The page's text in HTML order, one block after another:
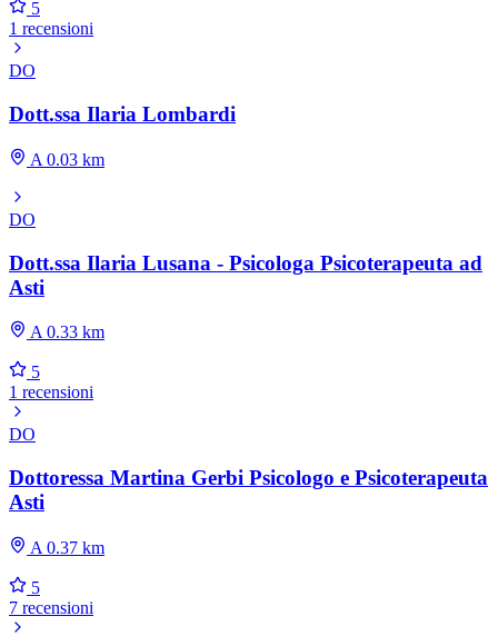
5
1 recensioni
DO
Dott.ssa Ilaria Lombardi
A 0.03 km
DO
Dott.ssa Ilaria Lusana - Psicologa Psicoterapeuta ad
Asti
A 0.33 km
5
1 recensioni
DO
Dottoressa Martina Gerbi Psicologo e Psicoterapeuta
Asti
A 0.37 km
5
7 recensioni